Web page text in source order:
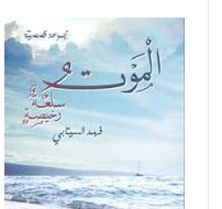
ملابس
مطرزات
حقائب
حلي
عناية
بالذات
iKitab
بلا
حدود
وفرات
الشركة
سياسة
الشركة
حسابك
لائحة
الأمنيات